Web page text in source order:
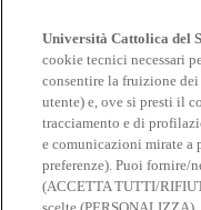
Off-campus
Intranet
Biblioteca
Librerie
Educatt
Cv Online
Albo Fornitori
Bandi e gare
Università Cattolica del
cookie tecnici necessari
consentire la fruizione
utente) e, ove si presti il
tracciamento e di
e comunicazioni mirate a
preferenze). Puoi fornire/
(ACCETTA TUTTI/